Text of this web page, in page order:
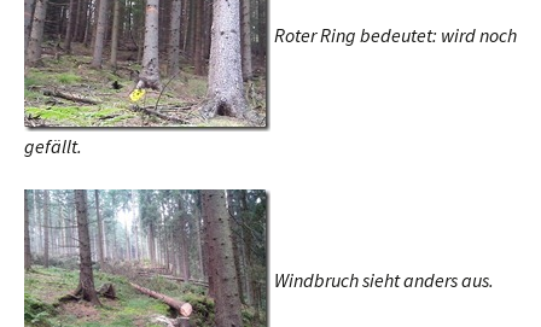
Roter Ring bedeutet: wird noch
gefällt.
Windbruch sieht anders aus.